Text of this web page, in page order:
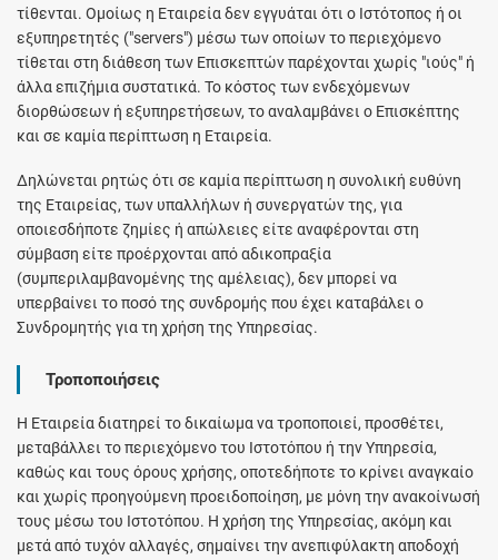
τίθενται. Ομοίως η Εταιρεία δεν εγγυάται ότι ο Ιστότοπος ή οι
εξυπηρετητές ("servers") μέσω των οποίων το περιεχόμενο
τίθεται στη διάθεση των Επισκεπτών παρέχονται χωρίς "ιούς" ή
άλλα επιζήμια συστατικά. Το κόστος των ενδεχόμενων
διορθώσεων ή εξυπηρετήσεων, το αναλαμβάνει ο Επισκέπτης
και σε καμία περίπτωση η Εταιρεία.
Δηλώνεται ρητώς ότι σε καμία περίπτωση η συνολική ευθύνη
της Εταιρείας, των υπαλλήλων ή συνεργατών της, για
οποιεσδήποτε ζημίες ή απώλειες είτε αναφέρονται στη
σύμβαση είτε προέρχονται από αδικοπραξία
(συμπεριλαμβανομένης της αμέλειας), δεν μπορεί να
υπερβαίνει το ποσό της συνδρομής που έχει καταβάλει ο
Συνδρομητής για τη χρήση της Υπηρεσίας.
Τροποποιήσεις
Η Εταιρεία διατηρεί το δικαίωμα να τροποποιεί, προσθέτει,
μεταβάλλει το περιεχόμενο του Ιστοτόπου ή την Υπηρεσία,
καθώς και τους όρους χρήσης, οποτεδήποτε το κρίνει αναγκαίο
και χωρίς προηγούμενη προειδοποίηση, με μόνη την ανακοίνωσή
τους μέσω του Ιστοτόπου. Η χρήση της Υπηρεσίας, ακόμη και
μετά από τυχόν αλλαγές, σημαίνει την ανεπιφύλακτη αποδοχή